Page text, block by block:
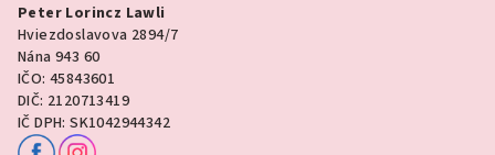
Peter Lorincz Lawli
Hviezdoslavova 2894/7
Nána 943 60
IČO: 45843601
DIČ: 2120713419
IČ DPH: SK1042944342